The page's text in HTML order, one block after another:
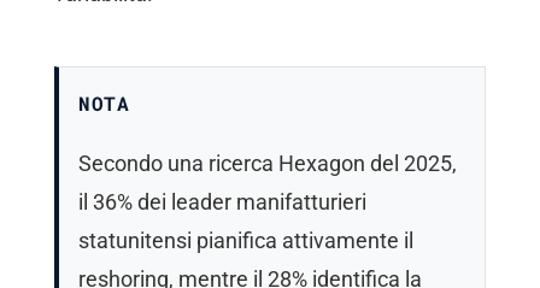
NOTA
Secondo una ricerca Hexagon del 2025,
il 36% dei leader manifatturieri
statunitensi pianifica attivamente il
reshoring, mentre il 28% identifica la